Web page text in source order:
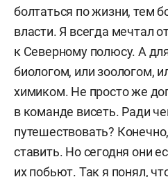
болтаться по жизни, тем
власти. Я всегда мечтал
к Северному полюсу. А
биологом, или зоологом,
химиком. Не просто же
в команде висеть. Ради
путешествовать?
ставить. Но сегодня они
их побьют. Так я понял,